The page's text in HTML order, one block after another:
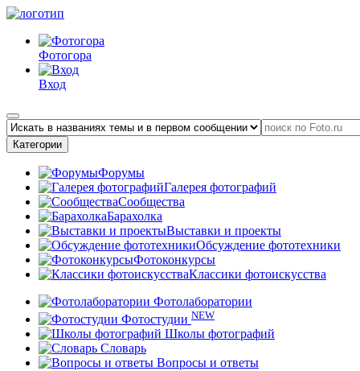
Фотогора
Вход
Категории
Форумы
Галерея фотографий
Сообщества
Барахолка
Выставки и проекты
Обсуждение фототехники
Фотоконкурсы
Классики фотоискусства
Фотолаборатории
Фотостудии NEW
Школы фотографий
Словарь
Вопросы и ответы